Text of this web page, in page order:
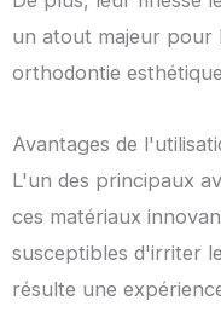
un atout majeur pour
orthodontie
Avantages de
L'un des principaux
ces matériaux
susceptibles d'irriter
résulte une